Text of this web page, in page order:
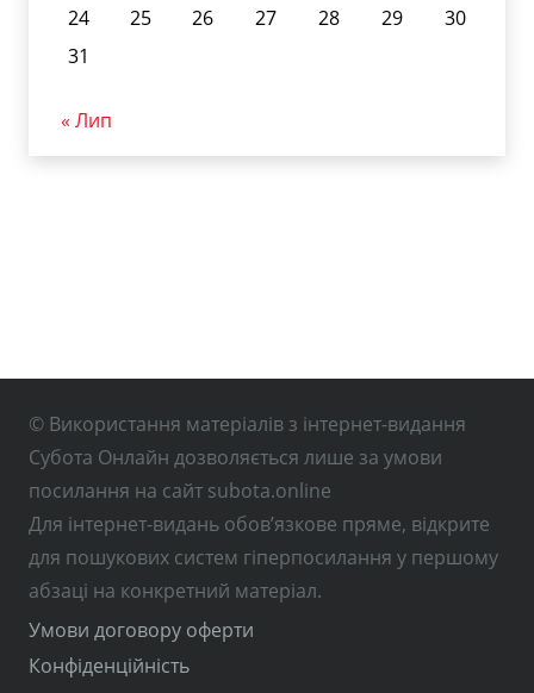
24
25 26 27 28 29
30
31
« Лип
© Використання матеріалів з інтернет-видання
Субота Онлайн дозволяється лише за умови
посилання на сайт subota.online
Для інтернет-видань обов’язкове пряме, відкрите
для пошукових систем гіперпосилання у першому
абзаці на конкретний матеріал.
Умови договору оферти
Конфіденційність